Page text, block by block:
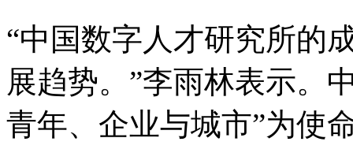
“中国数字人才研究所的
展趋势。”李雨林表示。
青年、企业与城市”为使